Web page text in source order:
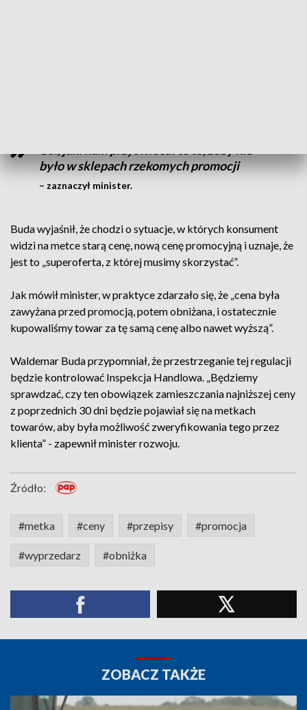
było w sklepach rzekomych promocji
– zaznaczył minister.
Buda wyjaśnił, że chodzi o sytuacje, w których konsument
widzi na metce starą cenę, nową cenę promocyjną i uznaje, że
jest to „superoferta, z której musimy skorzystać”.
Jak mówił minister, w praktyce zdarzało się, że „cena była
zawyżana przed promocją, potem obniżana, i ostatecznie
kupowaliśmy towar za tę samą cenę albo nawet wyższą”.
Waldemar Buda przypomniał, że przestrzeganie tej regulacji
będzie kontrolować Inspekcja Handlowa. „Będziemy
sprawdzać, czy ten obowiązek zamieszczania najniższej ceny
z poprzednich 30 dni będzie pojawiał się na metkach
towarów, aby była możliwość zweryfikowania tego przez
klienta” - zapewnił minister rozwoju.
Źródło:
#metka #ceny #przepisy #promocja
#wyprzedarz #obniżka
ZOBACZ TAKŻE